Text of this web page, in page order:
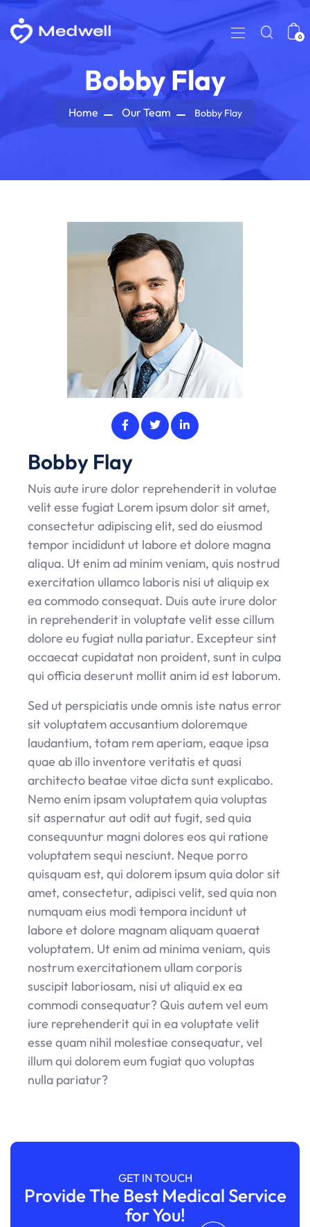
0
Bobby Flay
Home Our Team Bobby Flay
Bobby Flay
Nuis aute irure dolor reprehenderit in volutae
velit esse fugiat Lorem ipsum dolor sit amet,
consectetur adipiscing elit, sed do eiusmod
tempor incididunt ut labore et dolore magna
aliqua. Ut enim ad minim veniam, quis nostrud
exercitation ullamco laboris nisi ut aliquip ex
ea commodo consequat. Duis aute irure dolor
in reprehenderit in voluptate velit esse cillum
dolore eu fugiat nulla pariatur. Excepteur sint
occaecat cupidatat non proident, sunt in culpa
qui officia deserunt mollit anim id est laborum.
Sed ut perspiciatis unde omnis iste natus error
sit voluptatem accusantium doloremque
laudantium, totam rem aperiam, eaque ipsa
quae ab illo inventore veritatis et quasi
architecto beatae vitae dicta sunt explicabo.
Nemo enim ipsam voluptatem quia voluptas
sit aspernatur aut odit aut fugit, sed quia
consequuntur magni dolores eos qui ratione
voluptatem sequi nesciunt. Neque porro
quisquam est, qui dolorem ipsum quia dolor sit
amet, consectetur, adipisci velit, sed quia non
numquam eius modi tempora incidunt ut
labore et dolore magnam aliquam quaerat
voluptatem. Ut enim ad minima veniam, quis
nostrum exercitationem ullam corporis
suscipit laboriosam, nisi ut aliquid ex ea
commodi consequatur? Quis autem vel eum
iure reprehenderit qui in ea voluptate velit
esse quam nihil molestiae consequatur, vel
illum qui dolorem eum fugiat quo voluptas
nulla pariatur?
GET IN TOUCH
Provide The Best Medical Service
for You!